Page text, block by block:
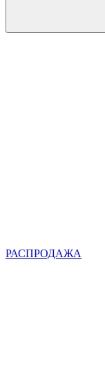
РАСПРОДАЖА